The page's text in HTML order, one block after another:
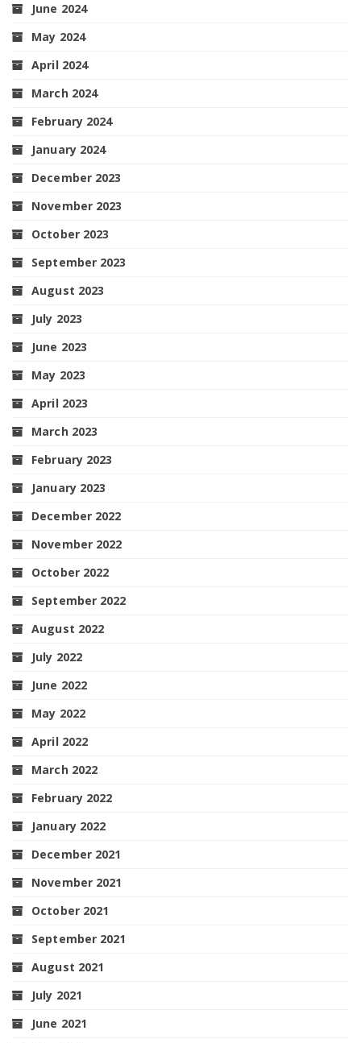
June 2024
May 2024
April 2024
March 2024
February 2024
January 2024
December 2023
November 2023
October 2023
September 2023
August 2023
July 2023
June 2023
May 2023
April 2023
March 2023
February 2023
January 2023
December 2022
November 2022
October 2022
September 2022
August 2022
July 2022
June 2022
May 2022
April 2022
March 2022
February 2022
January 2022
December 2021
November 2021
October 2021
September 2021
August 2021
July 2021
June 2021